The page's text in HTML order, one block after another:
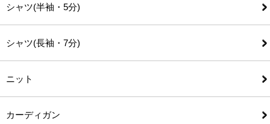
シャツ(半袖・5分)
シャツ(長袖・7分)
ニット
カーディガン